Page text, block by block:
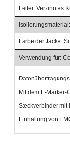
Leiter: Verzinntes
Farbe der Jacke:
Verwendung für:
Mit dem E-Marker-
Steckverbinder mit
Einhaltung von